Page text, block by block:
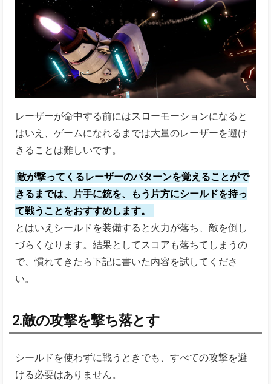
レーザーが命中する前にはスローモーションになると
はいえ、ゲームになれるまでは大量のレーザーを避け
きることは難しいです。
敵が撃ってくるレーザーのパターンを覚えることがで
きるまでは、片手に銃を、もう片方にシールドを持っ
て戦うことをおすすめします。
とはいえシールドを装備すると火力が落ち、敵を倒し
づらくなります。結果としてスコアも落ちてしまうの
で、慣れてきたら下記に書いた内容を試してくださ
い。
2.敵の攻撃を撃ち落とす
シールドを使わずに戦うときでも、すべての攻撃を避
ける必要はありません。